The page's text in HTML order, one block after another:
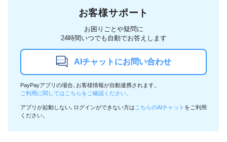
お客様サポート
お困りごとや疑問に
24時間いつでも自動でお答えします
AIチャットにお問い合わせ
PayPayアプリの場合､お客様情報が自動連携されます。
ご利用に関してはこちらをご確認ください。
アプリが起動しない､ログインができない方は こちらのAIチャット をご利用
ください。